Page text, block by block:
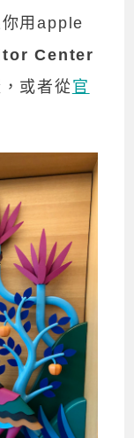
用apple
Center
或者從 官